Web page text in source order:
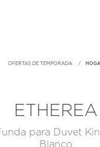
OFERTAS DE TEMPORADA
ETHEREA
para Duvet
Blanco